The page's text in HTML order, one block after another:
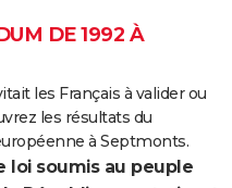
DE 1992 À
les Français à valider ou
les résultats du
à Septmonts.
loi soumis au peuple